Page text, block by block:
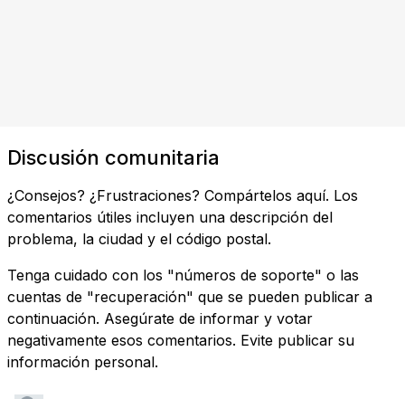
Discusión comunitaria
¿Consejos? ¿Frustraciones? Compártelos aquí. Los
comentarios útiles incluyen una descripción del
problema, la ciudad y el código postal.
Tenga cuidado con los "números de soporte" o las
cuentas de "recuperación" que se pueden publicar a
continuación. Asegúrate de informar y votar
negativamente esos comentarios. Evite publicar su
información personal.